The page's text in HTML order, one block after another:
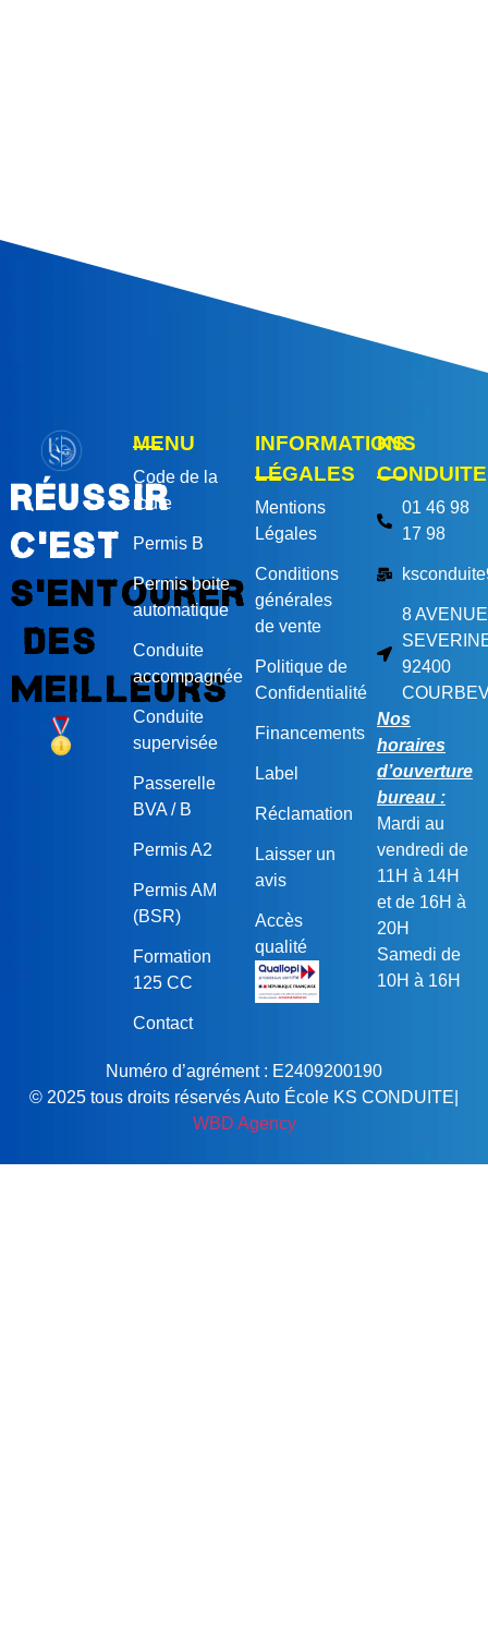
Réussir
c'est
s'entourer
des
meilleurs
MENU
Code de la
route
Permis B
Permis boite
automatique
Conduite
accompagnée
Conduite
supervisée
Passerelle
BVA / B
Permis A2
Permis AM
(BSR)
Formation
125 CC
Contact
INFORMATIONS
LÉGALES
Mentions
Légales
Conditions
générales
de vente
Politique de
Confidentialité
Financements
Label
Réclamation
Laisser un
avis
Accès
qualité
KS
CONDUITE
01 46 98
17 98
8 AVENUE
92400
Nos
horaires
d’ouverture
bureau :
Mardi au
vendredi de
11H à 14H
et de 16H à
20H
Samedi de
10H à 16H
Numéro d’agrément : E2409200190
© 2025 tous droits réservés Auto École KS CONDUITE|
WBD Agency